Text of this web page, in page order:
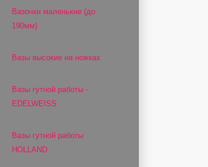
Вазочки маленькие (до
190мм)
Вазы высокие на ножках
Вазы гутной работы -
EDELWEISS
Вазы гутной работы
HOLLAND